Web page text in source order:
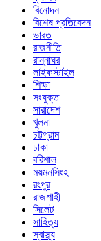
বিনোদন
বিশেষ প্রতিবেদন
ভারত
রাজনীতি
রান্নাঘর
লাইফস্টাইল
শিক্ষা
সংযুক্ত
সারাদেশ
খুলনা
চট্টগ্রাম
ঢাকা
বরিশাল
ময়মনসিংহ
রংপুর
রাজশাহী
সিলেট
সাহিত্য
স্বাস্থ্য